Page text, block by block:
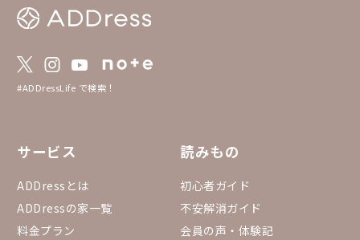
#ADDressLife で検索！
サービス
ADDressとは
ADDressの家一覧
料金プラン
読みもの
初心者ガイド
不安解消ガイド
会員の声・体験記